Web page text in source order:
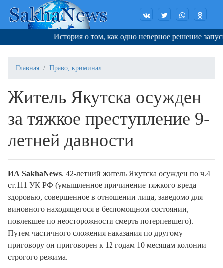
История о том, как одно неверное решение
Главная Право, криминал
Житель Якутска осужден
за тяжкое преступление 9-
летней давности
ИА SakhaNews. 42-летний житель Якутска осужден по ч.4
ст.111 УК РФ (умышленное причинение тяжкого вреда
здоровью, совершенное в отношении лица, заведомо для
виновного находящегося в беспомощном состоянии,
повлекшее по неосторожности смерть потерпевшего).
Путем частичного сложения наказания по другому
приговору он приговорен к 12 годам 10 месяцам колонии
строгого режима.